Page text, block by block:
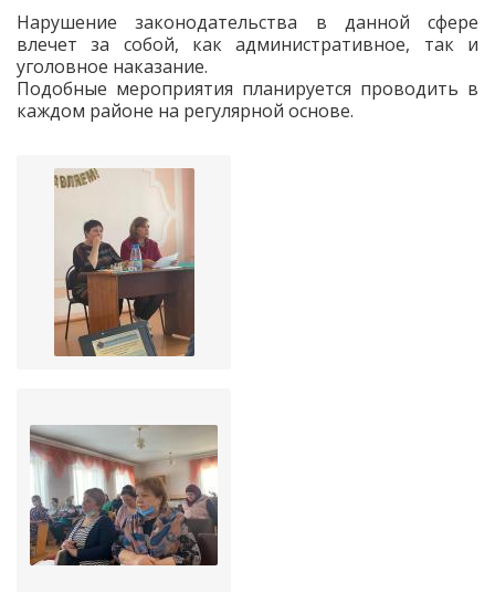
Нарушение законодательства в данной сфере
влечет за собой, как административное, так и
уголовное наказание.
Подобные мероприятия планируется проводить в
каждом районе на регулярной основе.